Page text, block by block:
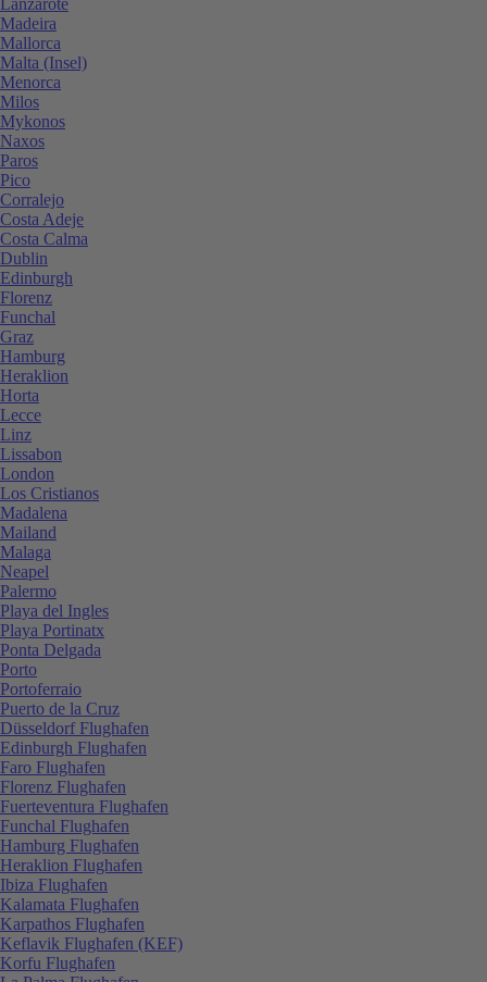
Madeira
Mallorca
Malta (Insel)
Menorca
Milos
Mykonos
Naxos
Paros
Pico
Corralejo
Costa Adeje
Costa Calma
Dublin
Edinburgh
Florenz
Funchal
Graz
Hamburg
Heraklion
Horta
Lecce
Linz
Lissabon
London
Los Cristianos
Madalena
Mailand
Malaga
Neapel
Palermo
Playa del Ingles
Playa Portinatx
Ponta Delgada
Porto
Portoferraio
Puerto de la Cruz
Düsseldorf Flughafen
Edinburgh Flughafen
Faro Flughafen
Florenz Flughafen
Fuerteventura Flughafen
Funchal Flughafen
Hamburg Flughafen
Heraklion Flughafen
Ibiza Flughafen
Kalamata Flughafen
Karpathos Flughafen
Keflavik Flughafen (KEF)
Korfu Flughafen